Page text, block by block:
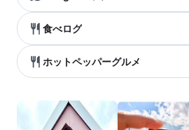
食べログ
ホットペッパーグルメ